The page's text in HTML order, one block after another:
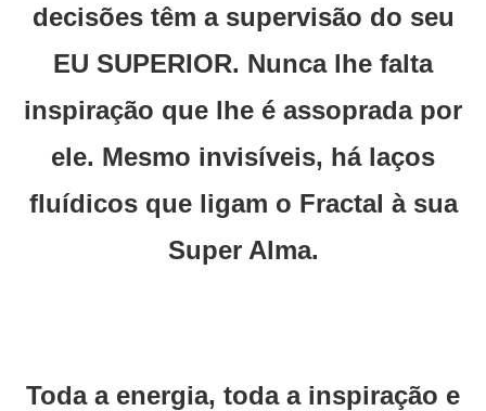
decisões têm a supervisão do seu
EU SUPERIOR. Nunca lhe falta
inspiração que lhe é assoprada por
ele. Mesmo invisíveis, há laços
fluídicos que ligam o Fractal à sua
Super Alma.
Toda a energia, toda a inspiração e